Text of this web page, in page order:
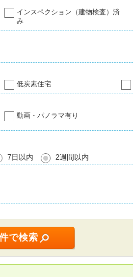
インスペクション（建物検査）済
み
低炭素住宅
動画・パノラマ有り
7日以内 2週間以内